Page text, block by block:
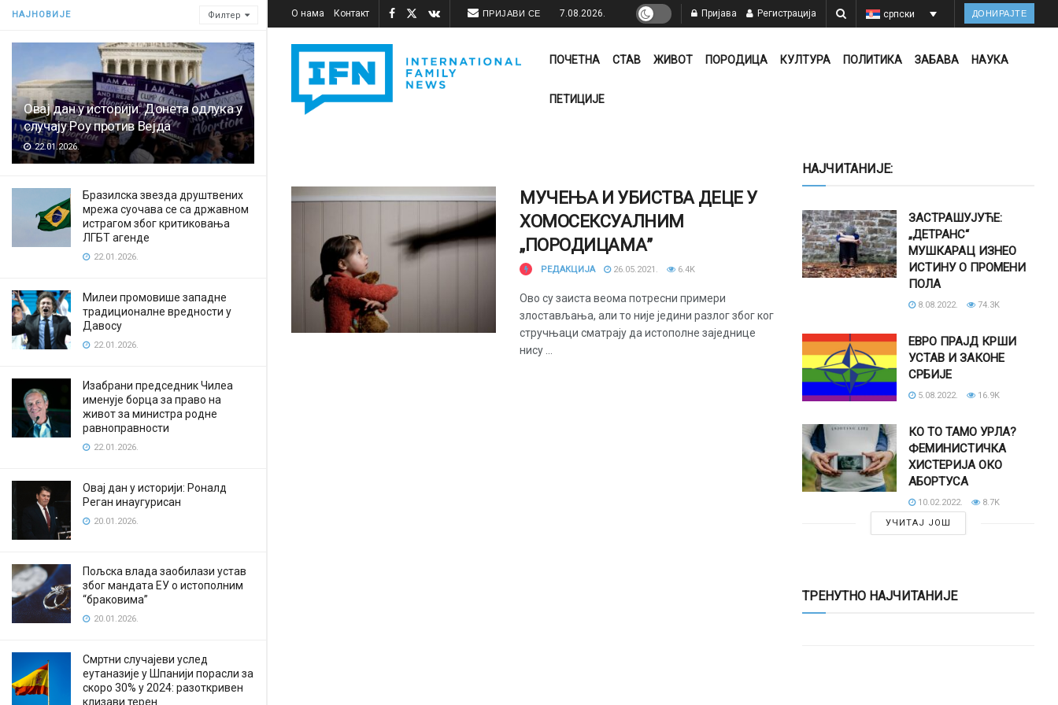
НАЈНОВИЈЕ Филтер
Овај дан у историји: Донета одлука у
случају Роу против Вејда
22.01.2026.
Бразилска звезда друштвених
мрежа суочава се са државном
истрагом због критиковања
ЛГБТ агенде
22.01.2026.
Милеи промовише западне
традиционалне вредности у
Давосу
22.01.2026.
Изабрани председник Чилеа
именује борца за право на
живот за министра родне
равноправности
22.01.2026.
Овај дан у историји: Роналд
Реган инаугурисан
20.01.2026.
Пољска влада заобилази устав
због мандата ЕУ о истополним
“браковима”
20.01.2026.
Смртни случајеви услед
еутаназије у Шпанији порасли за
скоро 30% у 2024: разоткривен
клизави терен
О нама Контакт ПРИЈАВИ СЕ 7.08.2026. Пријава Регистрација српски ДОНИРАЈТЕ
ПОЧЕТНА СТАВ ЖИВОТ ПОРОДИЦА КУЛТУРА ПОЛИТИКА ЗАБАВА НАУКА
ПЕТИЦИЈЕ
МУЧЕЊА И УБИСТВА ДЕЦЕ У
ХОМОСЕКСУАЛНИМ
„ПОРОДИЦАМА”
РЕДАКЦИЈА 26.05.2021. 6.4K
Ово су заиста веома потресни примери
злостављања, али то није једини разлог због ког
стручњаци сматрају да истополне заједнице
нису ...
НАЈЧИТАНИЈЕ:
ЗАСТРАШУЈУЋЕ:
„ДЕТРАНС“
МУШКАРАЦ ИЗНЕО
ИСТИНУ О ПРОМЕНИ
ПОЛА
8.08.2022. 74.3K
ЕВРО ПРАЈД КРШИ
УСТАВ И ЗАКОНЕ
СРБИЈЕ
5.08.2022. 16.9K
КО ТО ТАМО УРЛА?
ФЕМИНИСТИЧКА
ХИСТЕРИЈА ОКО
АБОРТУСА
10.02.2022.
8.7K
УЧИТАЈ ЈОШ
ТРЕНУТНО НАЈЧИТАНИЈЕ